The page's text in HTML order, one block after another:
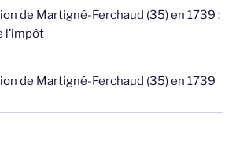
de Martigné-Ferchaud (35) en 1739 :
l’impôt
de Martigné-Ferchaud (35) en 1739